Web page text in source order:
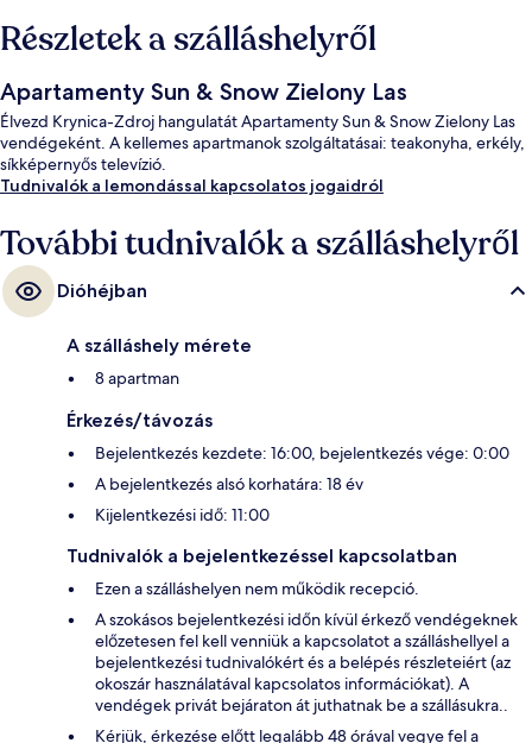
Részletek a szálláshelyről
Apartamenty Sun & Snow Zielony Las
Élvezd Krynica-Zdroj hangulatát Apartamenty Sun & Snow Zielony Las
vendégeként. A kellemes apartmanok szolgáltatásai: teakonyha, erkély,
síkképernyős televízió.
Tudnivalók a lemondással kapcsolatos jogaidról
További tudnivalók a szálláshelyről
Dióhéjban
A szálláshely mérete
8 apartman
Érkezés/távozás
Bejelentkezés kezdete: 16:00, bejelentkezés vége: 0:00
A bejelentkezés alsó korhatára: 18 év
Kijelentkezési idő: 11:00
Tudnivalók a bejelentkezéssel kapcsolatban
Ezen a szálláshelyen nem működik recepció.
A szokásos bejelentkezési időn kívül érkező vendégeknek
előzetesen fel kell venniük a kapcsolatot a szálláshellyel a
bejelentkezési tudnivalókért és a belépés részleteiért (az
okoszár használatával kapcsolatos információkat). A
vendégek privát bejáraton át juthatnak be a szállásukra..
Kérjük, érkezése előtt legalább 48 órával vegye fel a